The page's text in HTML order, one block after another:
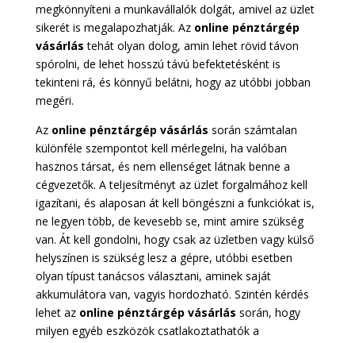
megkönnyíteni a munkavállalók dolgát, amivel az üzlet
sikerét is megalapozhatják. Az online pénztárgép
vásárlás tehát olyan dolog, amin lehet rövid távon
spórolni, de lehet hosszú távú befektetésként is
tekinteni rá, és könnyű belátni, hogy az utóbbi jobban
megéri.
Az online pénztárgép vásárlás során számtalan
különféle szempontot kell mérlegelni, ha valóban
hasznos társat, és nem ellenséget látnak benne a
cégvezetők. A teljesítményt az üzlet forgalmához kell
igazítani, és alaposan át kell böngészni a funkciókat is,
ne legyen több, de kevesebb se, mint amire szükség
van. Át kell gondolni, hogy csak az üzletben vagy külső
helyszínen is szükség lesz a gépre, utóbbi esetben
olyan típust tanácsos választani, aminek saját
akkumulátora van, vagyis hordozható. Szintén kérdés
lehet az online pénztárgép vásárlás során, hogy
milyen egyéb eszközök csatlakoztathatók a